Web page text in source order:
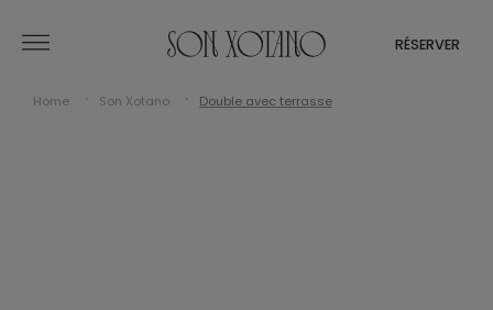
RÉSERVER
Home Son Xotano Double avec terrasse